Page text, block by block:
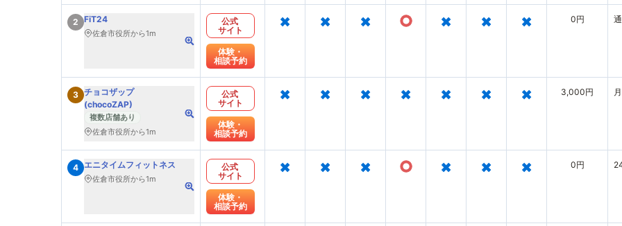
2 FiT24
佐倉市役所から1m
公式
サイト
体験・
相談予約
× × × ○ × × × 0円
3 チョコザップ
(chocoZAP)
複数店舗あり
佐倉市役所から1m
公式
サイト
体験・
相談予約
× × × × × × × 3,000円
4 エニタイムフィットネス
佐倉市役所から1m
公式
サイト
体験・
相談予約
× × × ○ × × × 0円